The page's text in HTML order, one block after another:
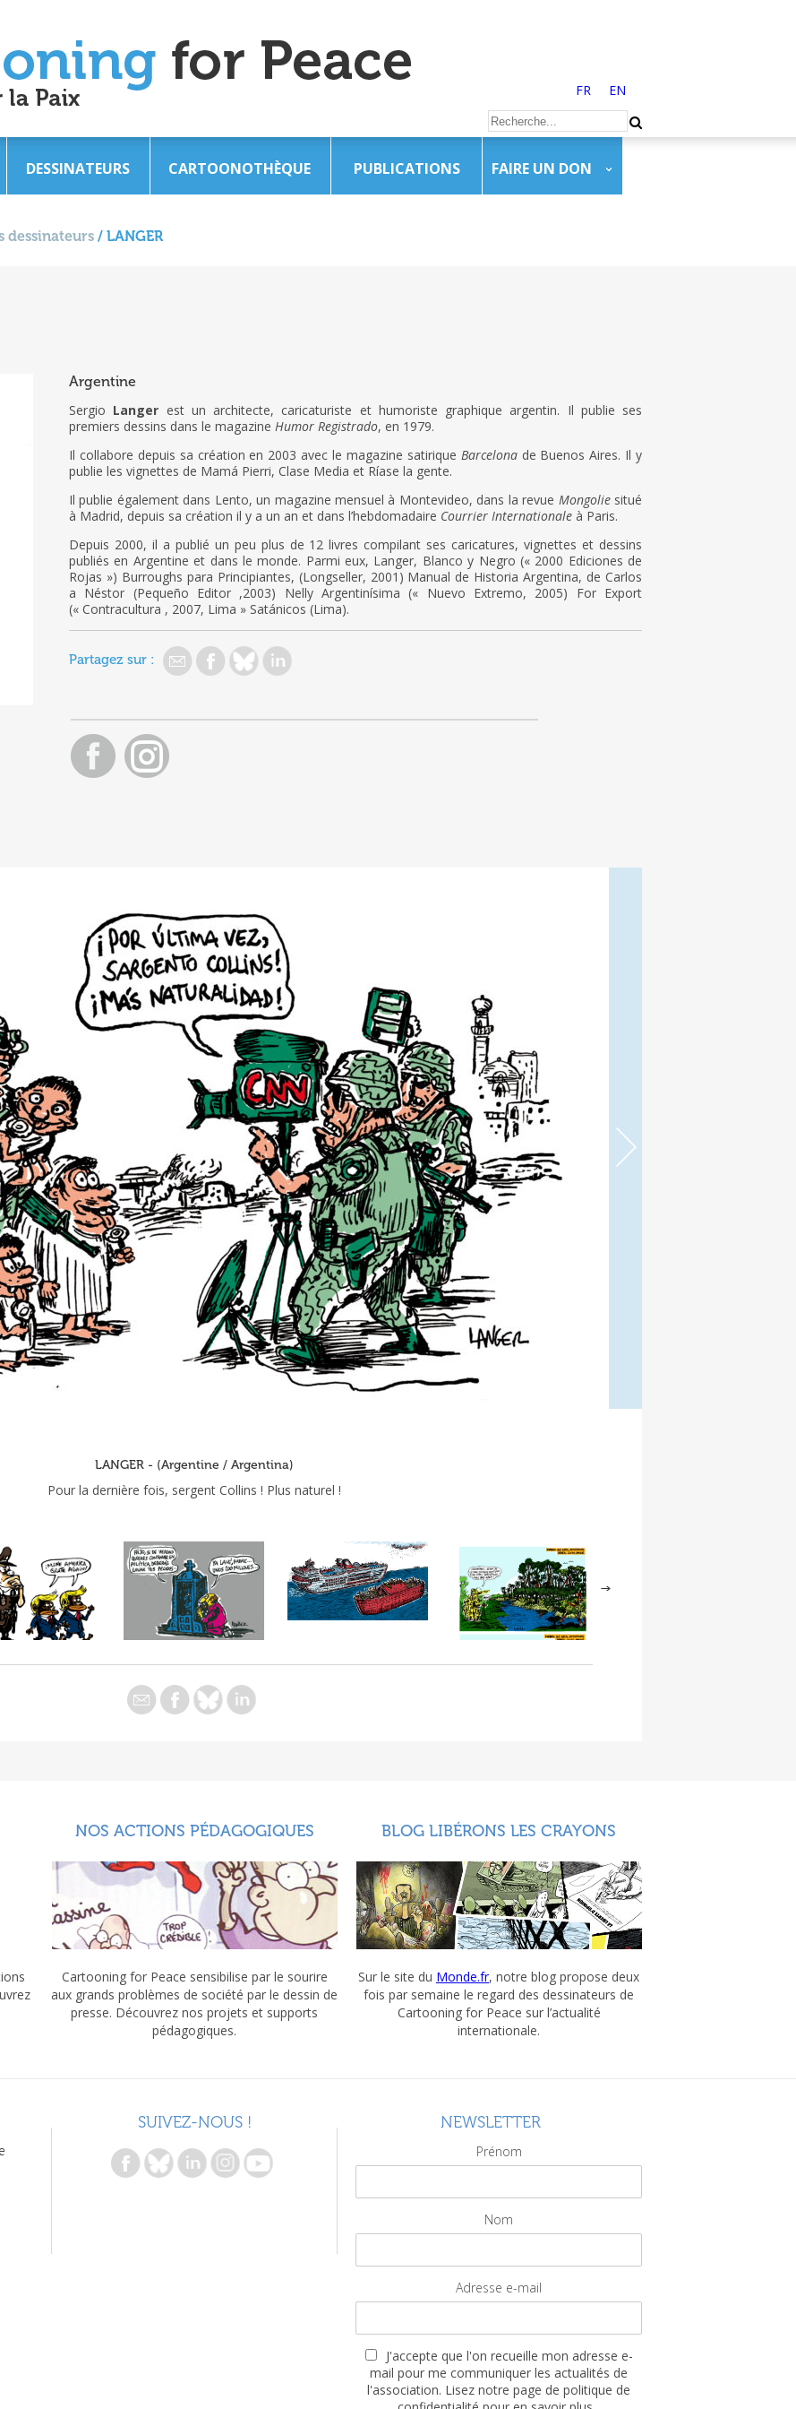
FR EN
DESSINATEURS CARTOONOTHÈQUE PUBLICATIONS FAIRE UN DON
dessinateurs / LANGER
Argentine
Sergio Langer est un architecte, caricaturiste et humoriste graphique argentin. Il publie ses
premiers dessins dans le magazine Humor Registrado, en 1979.
Il collabore depuis sa création en 2003 avec le magazine satirique Barcelonade Buenos Aires. Il y
publie les vignettes de Mamá Pierri, Clase Media et Ríase la gente.
Il publie également dans Lento, un magazine mensuel à Montevideo, dans la revue Mongoliesitué
à Madrid, depuis sa création il y a un an et dans l’hebdomadaire Courrier Internationale à Paris.
Depuis 2000, il a publié un peu plus de 12 livres compilant ses caricatures, vignettes et dessins
publiés en Argentine et dans le monde. Parmi eux, Langer, Blanco y Negro (« 2000 Ediciones de
Rojas ») Burroughs para Principiantes, (Longseller, 2001) Manual de Historia Argentina, de Carlos
a Néstor (Pequeño Editor ,2003) Nelly Argentinísima (« Nuevo Extremo, 2005) For Export
(« Contracultura , 2007, Lima » Satánicos (Lima).
Partagez sur :
LANGER - (Argentine / Argentina)
Pour la dernière fois, sergent Collins ! Plus naturel !
NOS ACTIONS PÉDAGOGIQUES
Cartooning for Peace sensibilise par le sourire
aux grands problèmes de société par le dessin de
presse. Découvrez nos projets et supports
pédagogiques.
BLOG LIBÉRONS LES CRAYONS
Sur le site du Monde.fr, notre blog propose deux
fois par semaine le regard des dessinateurs de
Cartooning for Peace sur l’actualité
internationale.
SUIVEZ-NOUS ! NEWSLETTER
Prénom
Nom
Adresse e-mail
J'accepte que l'on recueille mon adresse e-
mail pour me communiquer les actualités de
l'association. Lisez notre page de politique de